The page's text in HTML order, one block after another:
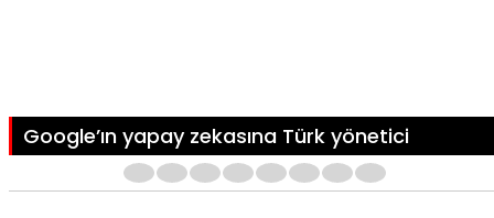
Google’ın yapay zekasına Türk yönetici